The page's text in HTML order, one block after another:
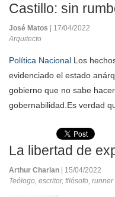
Castillo: sin
José Matos
| 17/04/2022
Arquitecto
Política Nacional Los
evidenciado el estado
gobierno que no sabe
gobernabilidad.Es verdad
La libertad de
Arthur Charlan
| 15/04/2022
Teólogo, escritor, filósofo, runner